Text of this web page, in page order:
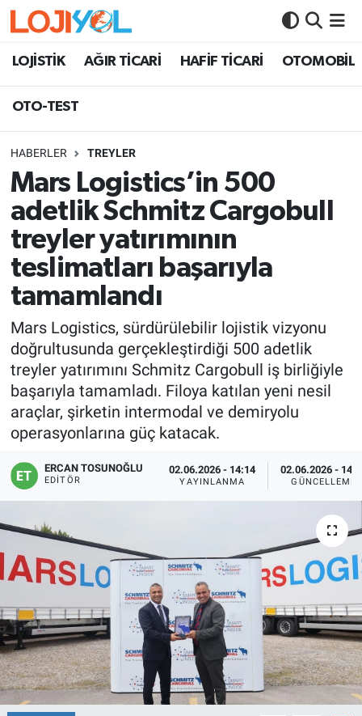
LOJİSTİK AĞIR TİCARİ HAFİF TİCARİ OTOMOBİL
OTO-TEST
HABERLER TREYLER
Mars Logistics’in 500
adetlik Schmitz Cargobull
treyler yatırımının
teslimatları başarıyla
tamamlandı
Mars Logistics, sürdürülebilir lojistik vizyonu
doğrultusunda gerçekleştirdiği 500 adetlik
treyler yatırımını Schmitz Cargobull iş birliğiyle
başarıyla tamamladı. Filoya katılan yeni nesil
araçlar, şirketin intermodal ve demiryolu
operasyonlarına güç katacak.
ERCAN TOSUNOĞLU
EDITÖR
02.06.2026 - 14:14
YAYINLANMA
02.06.2026 -
GÜNCELLEME
OTO-TEST